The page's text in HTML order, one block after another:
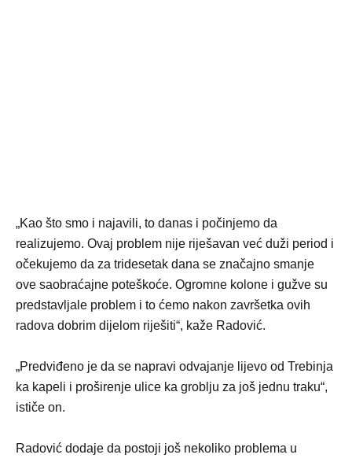
„Kao što smo i najavili, to danas i počinjemo da
realizujemo. Ovaj problem nije riješavan već duži period i
očekujemo da za tridesetak dana se značajno smanje
ove saobraćajne poteškoće. Ogromne kolone i gužve su
predstavljale problem i to ćemo nakon završetka ovih
radova dobrim dijelom riješiti“, kaže Radović.
„Predviđeno je da se napravi odvajanje lijevo od Trebinja
ka kapeli i proširenje ulice ka groblju za još jednu traku“,
ističe on.
Radović dodaje da postoji još nekoliko problema u